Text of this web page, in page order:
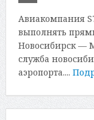
Авиакомпания
выполнять
Новосибирск —
служба
аэропорта....